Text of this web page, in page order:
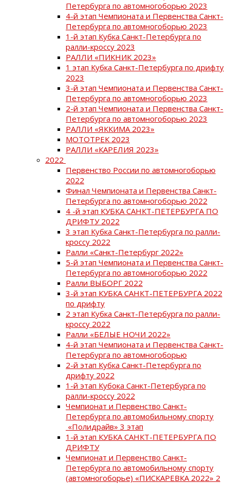
Петербурга по автомногоборью 2023
4-й этап Чемпионата и Первенства Санкт-
Петербурга по автомногоборью 2023
1-й этап Кубка Санкт-Петербурга по
ралли-кроссу 2023
РАЛЛИ «ПИКНИК 2023»
1 этап Кубка Санкт-Петербурга по дрифту
2023
3-й этап Чемпионата и Первенства Санкт-
Петербурга по автомногоборью 2023
2-й этап Чемпионата и Первенства Санкт-
Петербурга по автомногоборью 2023
РАЛЛИ «ЯККИМА 2023»
МОТОТРЕК 2023
РАЛЛИ «КАРЕЛИЯ 2023»
2022
Первенство России по автомногоборью
2022
Финал Чемпионата и Первенства Санкт-
Петербурга по автомногоборью 2022
4 -й этап КУБКА САНКТ-ПЕТЕРБУРГА ПО
ДРИФТУ 2022
3 этап Кубка Санкт-Петербурга по ралли-
кроссу 2022
Ралли «Санкт-Петербург 2022»
5-й этап Чемпионата и Первенства Санкт-
Петербурга по автомногоборью 2022
Ралли ВЫБОРГ 2022
3-й этап КУБКА САНКТ-ПЕТЕРБУРГА 2022
по дрифту
2 этап Кубка Санкт-Петербурга по ралли-
кроссу 2022
Ралли «БЕЛЫЕ НОЧИ 2022»
4-й этап Чемпионата и Первенства Санкт-
Петербурга по автомногоборью
2-й этап Кубка Санкт-Петербурга по
дрифту 2022
1-й этап Кубока Санкт-Петербурга по
ралли-кроссу 2022
Чемпионат и Первенство Санкт-
Петербурга по автомобильному спорту
«Полидрайв» 3 этап
1-й этап КУБКА САНКТ-ПЕТЕРБУРГА ПО
ДРИФТУ
Чемпионат и Первенство Санкт-
Петербурга по автомобильному спорту
(автомногоборье) «ПИСКАРЕВКА 2022» 2